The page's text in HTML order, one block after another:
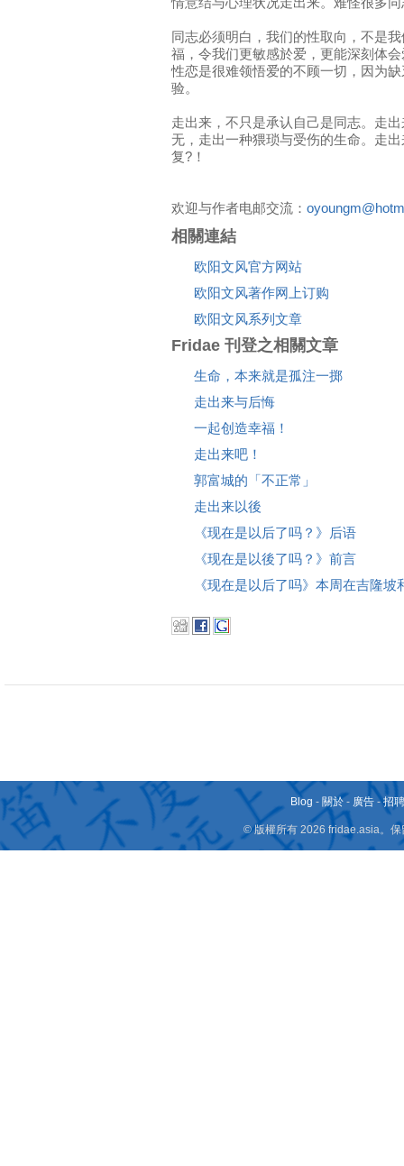
同志必须明白，我们的性取向，不是
福，令我们更敏感於爱，更能深刻体
性恋是很难领悟爱的不顾一切，因为
验。
走出来，不只是承认自己是同志。走
无，走出一种猥琐与受伤的生命。走
复?！
欢迎与作者电邮交流：
相關連結
欧阳文风官方网站
欧阳文风著作网上订购
欧阳文风系列文章
Fridae 刊登之相關文章
生命，本来就是孤注一掷
走出来与后悔
一起创造幸福！
走出来吧！
郭富城的「不正常」
走出来以後
《现在是以后了吗？》后语
《现在是以後了吗？》前言
《现在是以后了吗》本周在吉隆坡
Blog - 關於 - 廣告 -招
© 版權所有 2026 fridae.asia。